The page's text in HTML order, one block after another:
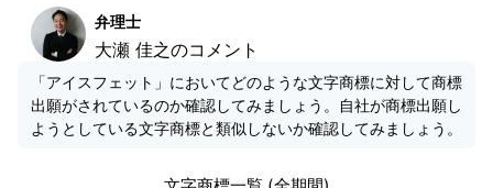
弁理士
大瀬 佳之のコメント
「アイスフェット」においてどのような文字商標に対して商標
出願がされているのか確認してみましょう。自社が商標出願し
ようとしている文字商標と類似しないか確認してみましょう。